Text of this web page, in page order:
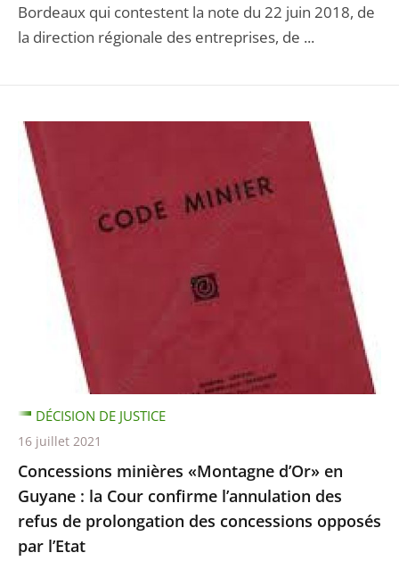
Bordeaux qui contestent la note du 22 juin 2018, de
la direction régionale des entreprises, de ...
Concessions minières «Montagne d’Or» en
Guyane : la Cour confirme l’annulation des
refus de prolongation des concessions opposés
par l’Etat
DÉCISION DE JUSTICE
16 juillet 2021